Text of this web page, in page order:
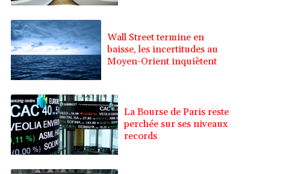
Wall Street termine en
baisse, les incertitudes au
Moyen-Orient inquiètent
La Bourse de Paris reste
perchée sur ses niveaux
records